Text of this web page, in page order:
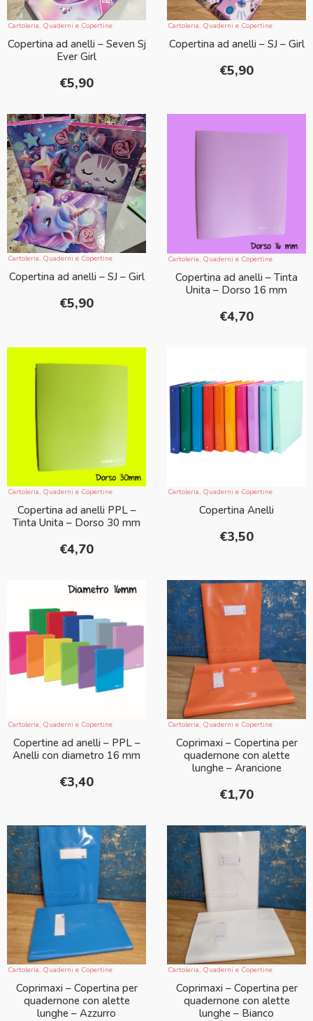
Cartoleria, Quaderni e Copertine
Copertina ad anelli – Seven Sj
Ever Girl
€5,90
Cartoleria, Quaderni e Copertine
Copertina ad anelli – SJ – Girl
€5,90
Cartoleria, Quaderni e Copertine
Copertina ad anelli – SJ – Girl
€5,90
Cartoleria, Quaderni e Copertine
Copertina ad anelli – Tinta
Unita – Dorso 16 mm
€4,70
Cartoleria, Quaderni e Copertine
Copertina ad anelli PPL –
Tinta Unita – Dorso 30 mm
€4,70
Cartoleria, Quaderni e Copertine
Copertina Anelli
€3,50
Cartoleria, Quaderni e Copertine
Copertine ad anelli – PPL –
Anelli con diametro 16 mm
€3,40
Cartoleria, Quaderni e Copertine
Coprimaxi – Copertina per
quadernone con alette
lunghe – Arancione
€1,70
Cartoleria, Quaderni e Copertine
Coprimaxi – Copertina per
quadernone con alette
lunghe – Azzurro
Cartoleria, Quaderni e Copertine
Coprimaxi – Copertina per
quadernone con alette
lunghe – Bianco